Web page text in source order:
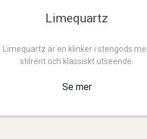
Limequartz
Limequartz är en klinker i stengods
stilrent och klassiskt utseende.
Se mer